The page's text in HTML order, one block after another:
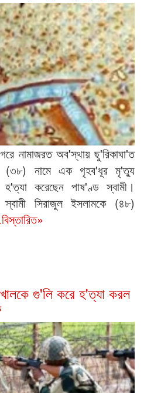
নামাজরত অব'স্থায় ছু'রিকাঘা'ত
(৩৮) নামে এক গৃহব'ধূর মৃ'ত্যু
করেছেন পাষ'ণ্ড স্বামী।
সিরাজুল ইসলামকে (৪৮)
গু'লি করে হ'ত্যা করল